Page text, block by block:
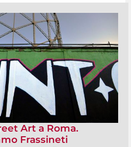
Art a Roma.
Frassineti